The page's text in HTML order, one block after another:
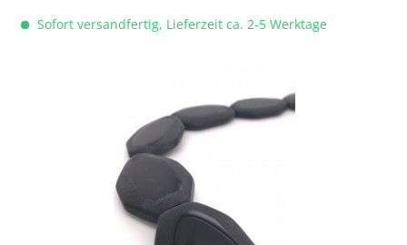
Sofort versandfertig, Lieferzeit ca. 2-5 Werktage